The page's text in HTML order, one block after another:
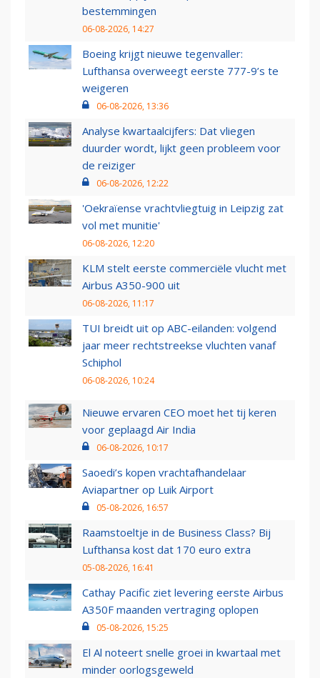
bestemmingen
06-08-2026, 14:27
Boeing krijgt nieuwe tegenvaller:
Lufthansa overweegt eerste 777-9’s te
weigeren
06-08-2026, 13:36
Analyse kwartaalcijfers: Dat vliegen
duurder wordt, lijkt geen probleem voor
de reiziger
06-08-2026, 12:22
'Oekraïense vrachtvliegtuig in Leipzig zat
vol met munitie'
06-08-2026, 12:20
KLM stelt eerste commerciële vlucht met
Airbus A350-900 uit
06-08-2026, 11:17
TUI breidt uit op ABC-eilanden: volgend
jaar meer rechtstreekse vluchten vanaf
Schiphol
06-08-2026, 10:24
Nieuwe ervaren CEO moet het tij keren
voor geplaagd Air India
06-08-2026, 10:17
Saoedi’s kopen vrachtafhandelaar
Aviapartner op Luik Airport
05-08-2026, 16:57
Raamstoeltje in de Business Class? Bij
Lufthansa kost dat 170 euro extra
05-08-2026, 16:41
Cathay Pacific ziet levering eerste Airbus
A350F maanden vertraging oplopen
05-08-2026, 15:25
El Al noteert snelle groei in kwartaal met
minder oorlogsgeweld